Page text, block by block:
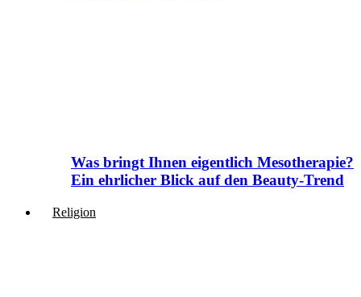
Was bringt Ihnen eigentlich Mesotherapie?
Ein ehrlicher Blick auf den Beauty-Trend
Religion